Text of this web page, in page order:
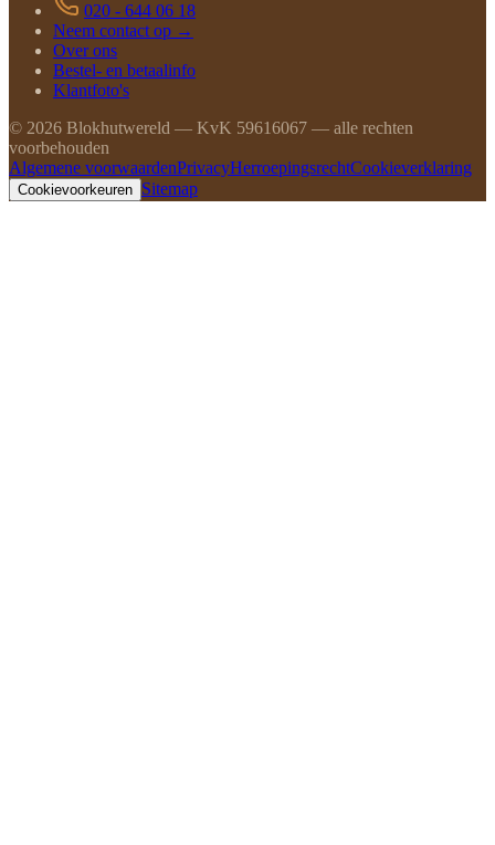
020 - 644 06 18
Neem contact op →
Over ons
Bestel- en betaalinfo
Klantfoto's
© 2026 Blokhutwereld — KvK 59616067 — alle rechten
voorbehouden
Algemene voorwaardenPrivacyHerroepingsrechtCookieverklaring
Cookievoorkeuren Sitemap